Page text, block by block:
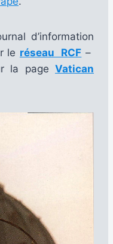
d’information
le réseau RCF –
la page Vatican